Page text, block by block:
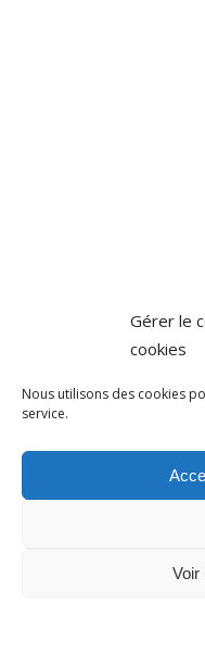
Gérer le
cookies
Nous utilisons des cookies
service.
Voir